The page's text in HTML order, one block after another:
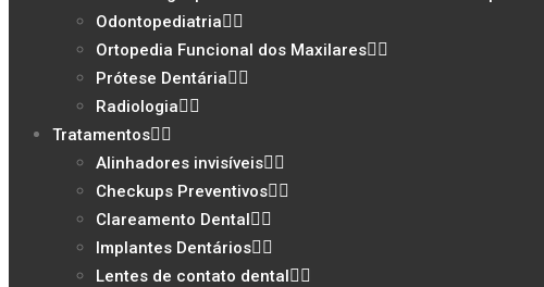
Odontopediatria
Ortopedia Funcional dos Maxilares
Prótese Dentária
Radiologia
Tratamentos
Alinhadores invisíveis
Checkups Preventivos
Clareamento Dental
Implantes Dentários
Lentes de contato dental